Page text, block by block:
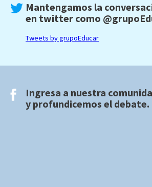
Mantengamos la
en twitter como
Tweets by grupoEducar
Ingresa a nuestra
y profundicemos el debate.